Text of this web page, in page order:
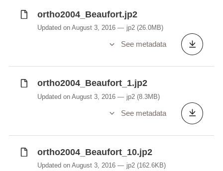
ortho2004_Beaufort.jp2
Updated on August 3, 2016 jp2 (26.0MB)
See metadata
ortho2004_Beaufort_1.jp2
Updated on August 3, 2016 jp2 (8.3MB)
See metadata
ortho2004_Beaufort_10.jp2
Updated on August 3, 2016 jp2 (162.6KB)